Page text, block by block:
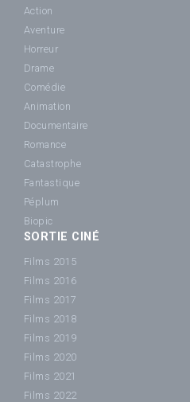
Action
Aventure
Horreur
Drame
Comédie
Animation
Documentaire
Romance
Catastrophe
Fantastique
Péplum
Biopic
SORTIE CINÉ
Films 2015
Films 2016
Films 2017
Films 2018
Films 2019
Films 2020
Films 2021
Films 2022